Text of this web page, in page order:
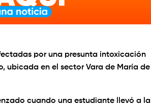
por una presunta intoxicación
ubicada en el sector Vara de María de
cuando una estudiante llevó a la